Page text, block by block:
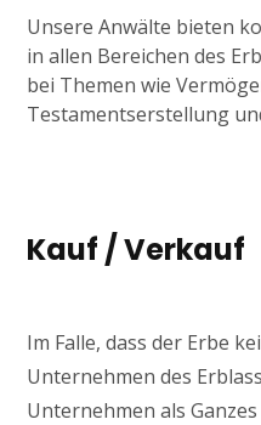
Unsere Anwälte bieten
in allen Bereichen des
bei Themen wie
Testamentserstellung
Kauf / Verkauf
Im Falle, dass der Erbe
Unternehmen des
Unternehmen als